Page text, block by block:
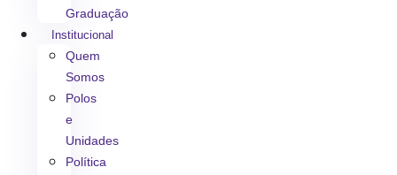
Graduação
Institucional
Quem
Somos
Polos
e
Unidades
Política